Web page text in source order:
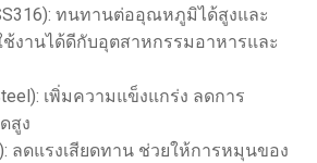
ทนทานต่ออุณหภูมิได้สูงและ
งานได้ดีกับอุตสาหกรรมอาหารและ
เพิ่มความแข็งแกร่ง ลดการ
สูง
ลดแรงเสียดทาน ช่วยให้การหมุนของ